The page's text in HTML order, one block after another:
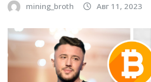
mining_broth Авг 11, 2023